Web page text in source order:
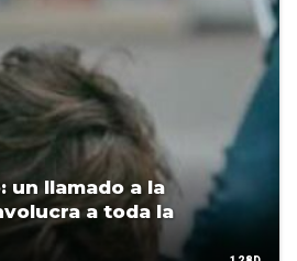
un llamado a la
a toda la